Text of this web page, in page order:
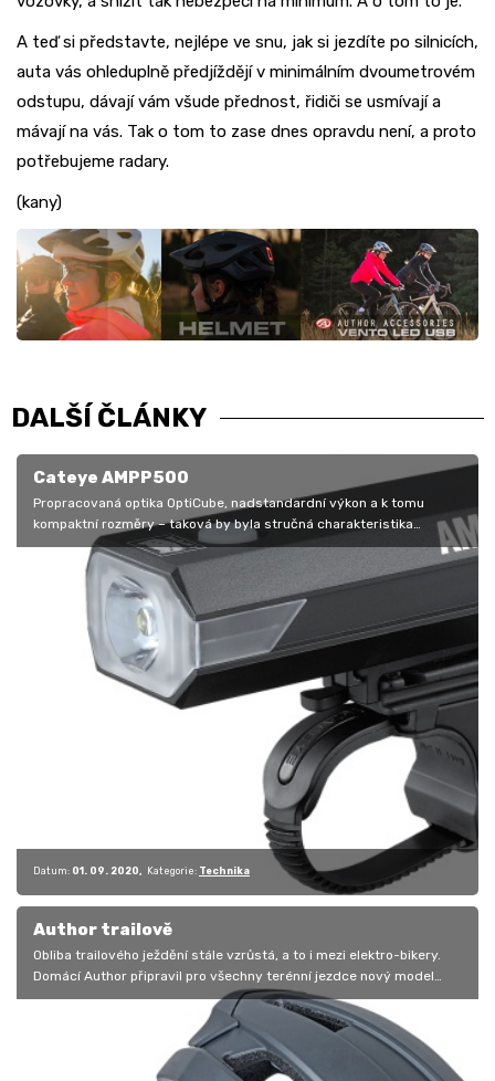
A teď si představte, nejlépe ve snu, jak si jezdíte po silnicích,
auta vás ohleduplně předjíždějí v minimálním dvoumetrovém
odstupu, dávají vám všude přednost, řidiči se usmívají a
mávají na vás. Tak o tom to zase dnes opravdu není, a proto
potřebujeme radary.
(kany)
DALŠÍ ČLÁNKY
Cateye AMPP500
Propracovaná optika OptiCube, nadstandardní výkon a k tomu
kompaktní rozměry – taková by byla stručná charakteristika
předního světla…
Datum: 01. 09. 2020 Kategorie: Technika
Author trailově
Obliba trailového ježdění stále vzrůstá, a to i mezi elektro-bikery.
Domácí Author připravil pro všechny terénní jezdce nový model
přilby…